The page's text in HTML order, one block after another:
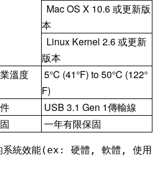
Mac OS X 10.6 或更新版
本
Linux Kernel 2.6 或更新
版本
溫度
5°C (41°F) to 50°C (122°
F)
USB 3.1 Gen 1傳輸線
一年有限保固
系統效能(ex: 硬體, 軟體, 使用